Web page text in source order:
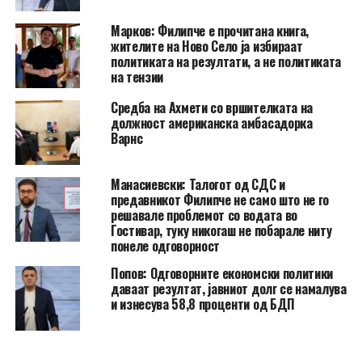
Марков: Филипче е прочитана книга,
жителите на Ново Село ја избираат
политиката на резултати, а не политиката
на тензии
Средба на Ахмети со вршителката на
должност американска амбасадорка
Варнс
Манасиевски: Талогот од СДС и
предавникот Филипче не само што не го
решавале проблемот со водата во
Гостивар, туку никогаш не побарале ниту
понеле одговорност
Попов: Одговорните економски политики
даваат резултат, јавниот долг се намалува
и изнесува 58,8 проценти од БДП